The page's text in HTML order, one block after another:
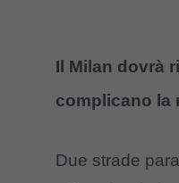
Il Milan dovrà
complicano la
Due strade